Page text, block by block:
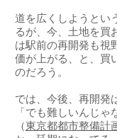
道を広くしようとい
るが、今、土地を買
は駅前の再開発も視
価が上がる、と、買
のだろう。
では、今後、再開発
「でも難しいんじ
（東京都都市整備計